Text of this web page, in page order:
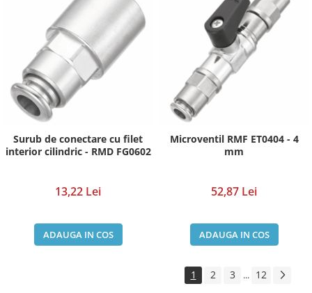
Surub de conectare cu filet
interior cilindric - RMD FG0602
13,22 Lei
ADAUGA IN COS
Microventil RMF ET0404 - 4
mm
52,87 Lei
ADAUGA IN COS
1 2 3 ... 12